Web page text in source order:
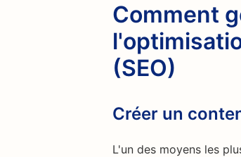
Comment
(SEO)
Créer un
L'un des moyens les